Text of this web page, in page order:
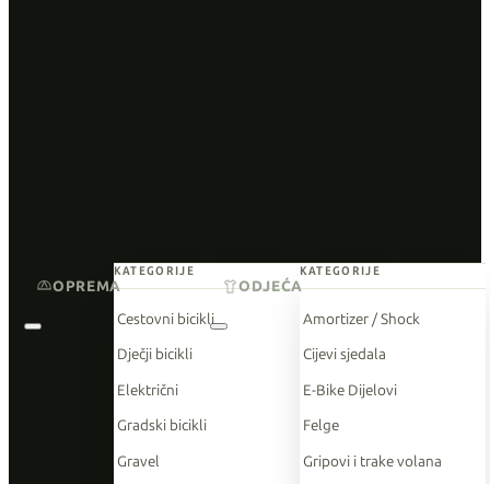
KATEGORIJE
Cestovni bicikli
Dječji bicikli
Električni
Gradski bicikli
Gravel
KATEGORIJE
Amortizer / Shock
Cijevi sjedala
E-Bike Dijelovi
Felge
Gripovi i trake volana
OPREMA ODJEĆA